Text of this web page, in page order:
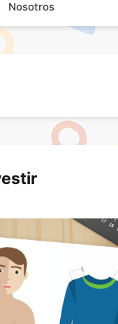
Nosotros